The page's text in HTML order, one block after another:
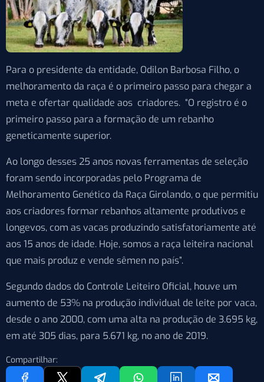
Para o presidente da entidade, Odilon Barbosa Filho, o
melhoramento da raça é o primeiro passo para chegar a
meta e ofertar qualidade aos criadores. “O registro é o
primeiro passo para a formação de um rebanho
geneticamente superior.
Ao longo desses 25 anos novas ferramentas de seleção
foram sendo incorporadas pelo Programa de
Melhoramento Genético da Raça Girolando, o que permitiu
aos criadores formar rebanhos altamente produtivos e
longevos, com as vacas produzindo satisfatoriamente até
aos 15 anos de idade. Hoje, somos a raça leiteira nacional
que mais produz e vende sêmen no país”.
Segundo dados do Controle Leiteiro Oficial, houve um
aumento de 53% na produção individual de leite por vaca,
desde o ano 2000, com uma alta na produção de 3.695 kg,
em até 305 dias, para 5.671 kg, no ano de 2019.
Compartilhar: